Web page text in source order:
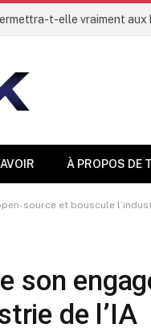
À PROPOS DE
source et bouscule
son
de l’IA